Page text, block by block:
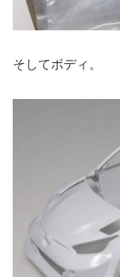
そしてボディ。